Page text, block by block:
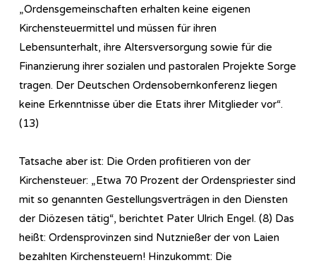
„Ordensgemeinschaften erhalten keine eigenen
Kirchensteuermittel und müssen für ihren
Lebensunterhalt, ihre Altersversorgung sowie für die
Finanzierung ihrer sozialen und pastoralen Projekte Sorge
tragen. Der Deutschen Ordensobernkonferenz liegen
keine Erkenntnisse über die Etats ihrer Mitglieder vor“.
(13)
Tatsache aber ist: Die Orden profitieren von der
Kirchensteuer: „Etwa 70 Prozent der Ordenspriester sind
mit so genannten Gestellungsverträgen in den Diensten
der Diözesen tätig“, berichtet Pater Ulrich Engel. (8) Das
heißt: Ordensprovinzen sind Nutznießer der von Laien
bezahlten Kirchensteuern! Hinzukommt: Die